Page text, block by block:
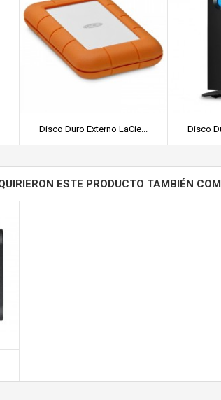
Disco Duro Externo LaCie... Disco
ESTE PRODUCTO TAMBIÉN